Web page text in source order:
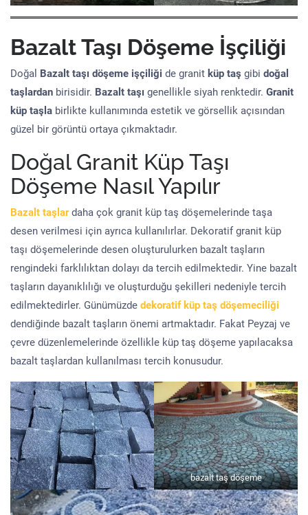
Bazalt Taşı Döşeme İşçiliği
Doğal Bazalt taşı döşeme işçiliği de granit küp taş gibi doğal
taşlardan birisidir. Bazalt taşı genellikle siyah renktedir. Granit
küp taşla birlikte kullanımında estetik ve görsellik açısından
güzel bir görüntü ortaya çıkmaktadır.
Doğal Granit Küp Taşı
Döşeme Nasıl Yapılır
Bazalt taşlardaha çok granit küp taş döşemelerinde taşa
desen verilmesi için ayrıca kullanılırlar. Dekoratif granit küp
taşı döşemelerinde desen oluşturulurken bazalt taşların
rengindeki farklılıktan dolayı da tercih edilmektedir. Yine bazalt
taşların dayanıklılığı ve oluşturduğu şekilleri nedeniyle tercih
edilmektedirler. Günümüzde dekoratif küp taş döşemeciliği
dendiğinde bazalt taşların önemi artmaktadır. Fakat Peyzaj ve
çevre düzenlemelerinde özellikle küp taş döşeme yapılacaksa
bazalt taşlardan kullanılması tercih konusudur.
bazalt taş döşeme